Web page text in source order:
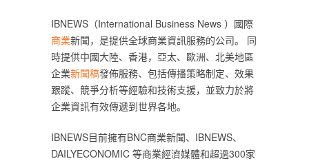
‎IBNEWS（‎‎International Business News‎ ‎ ）國際‎
商業‎‎新聞，是提供全球商業資訊服務的公司。 同
時提供中國大陸、香港，亞太、歐洲、北美地區
企業‎‎新聞稿‎‎發佈服務、包括傳播策略制定、效果
跟蹤、競爭分析等經驗和技術支援，並致力於將
企業資訊有效傳遞到世界各地。‎
‎IBNEWS目前擁有BNC商業新聞、IBNEWS、‎
DAILYECONOMIC‎ ‎ 等商業經濟媒體和超過300家